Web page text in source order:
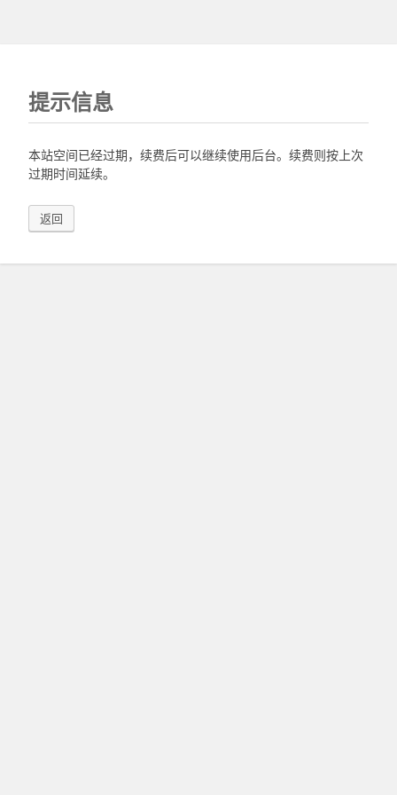
提示信息
本站空间已经过期，续费后可以继续使用后台。续费则按上次
过期时间延续。
返回